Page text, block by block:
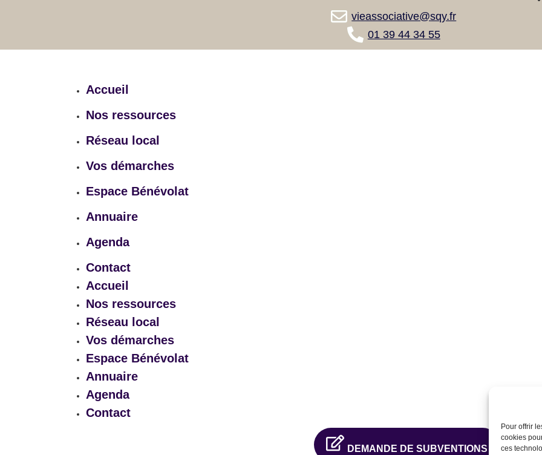
Pour offrir
cookies
ces
vieassociative@sqy.fr
01 39 44 34 55
Accueil
Nos ressources
Réseau local
Vos démarches
Espace Bénévolat
Annuaire
Agenda
Contact
Accueil
Nos ressources
Réseau local
Vos démarches
Espace Bénévolat
Annuaire
Agenda
Contact
DEMANDE DE SUBVENTIONS